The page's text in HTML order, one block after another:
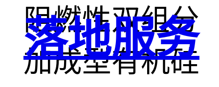
阻燃性双组分
加成型有机硅
落地服务